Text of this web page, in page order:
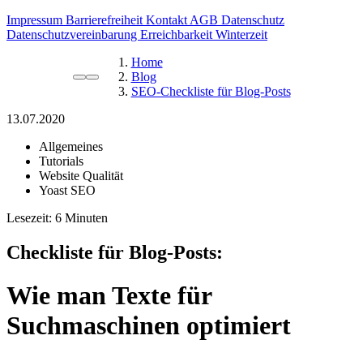
Impressum Barrierefreiheit Kontakt AGB Datenschutz
Datenschutzvereinbarung Erreichbarkeit Winterzeit
Home
Blog
SEO-Checkliste für Blog-Posts
13.07.2020
Allgemeines
Tutorials
Website Qualität
Yoast SEO
Lesezeit:
Checkliste für Blog-Posts:
Wie man Texte für
Suchmaschinen optimiert